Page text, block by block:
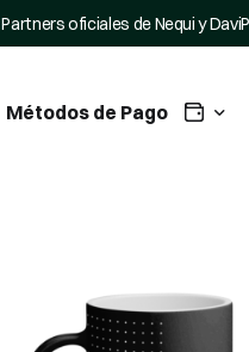
Partners oficiales de Nequi y
Métodos de Pago
Integra Daviplata en tu
Stripe